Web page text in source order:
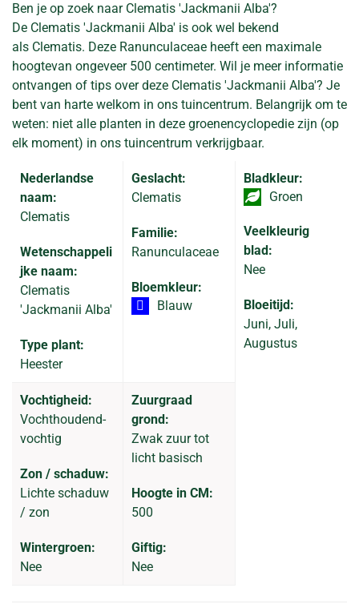
Ben je op zoek naar Clematis 'Jackmanii Alba'?
De Clematis 'Jackmanii Alba' is ook wel bekend
als Clematis. Deze Ranunculaceae heeft een maximale
hoogtevan ongeveer 500 centimeter. Wil je meer informatie
ontvangen of tips over deze Clematis 'Jackmanii Alba'? Je
bent van harte welkom in ons tuincentrum. Belangrijk om te
weten: niet alle planten in deze groenencyclopedie zijn (op
elk moment) in ons tuincentrum verkrijgbaar.
Nederlandse
naam:
Clematis
Wetenschappeli
jke naam:
Clematis
'Jackmanii Alba'
Type plant:
Heester
Geslacht:
Clematis
Familie:
Ranunculaceae
Bloemkleur:
Blauw
Bladkleur:
Groen
Veelkleurig
blad:
Nee
Bloeitijd:
Juni, Juli,
Augustus
Vochtigheid:
Vochthoudend-
vochtig
Zon / schaduw:
Lichte schaduw
/ zon
Wintergroen:
Nee
Zuurgraad
grond:
Zwak zuur tot
licht basisch
Hoogte in CM:
500
Giftig:
Nee